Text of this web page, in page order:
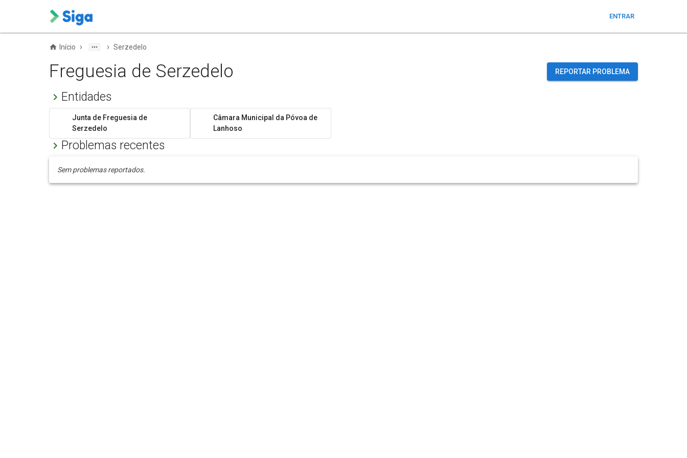
ENTRAR
Início › › Serzedelo
Freguesia de Serzedelo REPORTAR PROBLEMA
Entidades
Junta de Freguesia de
Serzedelo
Câmara Municipal da Póvoa de
Lanhoso
Problemas recentes
Sem problemas reportados.